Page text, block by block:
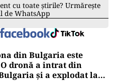
cu toate știrile? Urmărește
de WhatsApp
din Bulgaria este
dronă a intrat din
şi a explodat la